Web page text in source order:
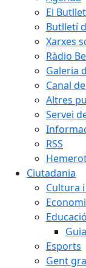
El
Butlletí
Xarxes
Ràdio
Galeria
Canal
Altres
Servei
RSS
Ciutadania
Cultura
Esports
Gent